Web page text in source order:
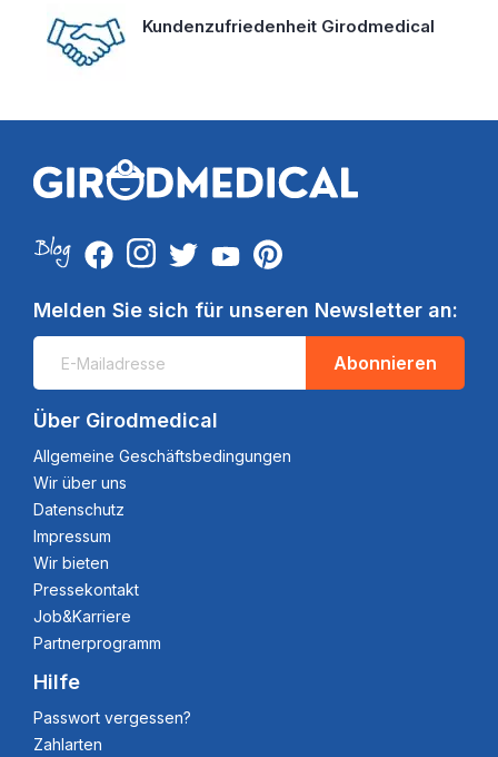
Kundenzufriedenheit Girodmedical
Melden Sie sich für unseren Newsletter an:
Abonnieren
Über Girodmedical
Allgemeine Geschäftsbedingungen
Wir über uns
Datenschutz
Impressum
Wir bieten
Pressekontakt
Job&Karriere
Partnerprogramm
Hilfe
Passwort vergessen?
Zahlarten